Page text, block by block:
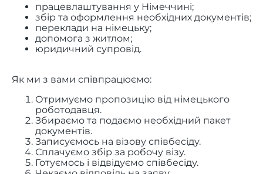
працевлаштування у Німеччині;
збір та оформлення необхідних документів;
переклади на німецьку;
допомога з житлом;
юридичний супровід.
Як ми з вами співпрацюємо:
Отримуємо пропозицію від німецького
роботодавця.
Збираємо та подаємо необхідний пакет
документів.
Записуємось на візову співбесіду.
Сплачуємо збір за робочу візу.
Готуємось і відвідуємо співбесіду.